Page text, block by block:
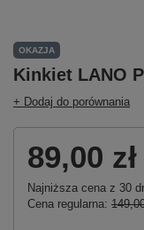
OKAZJA
Kinkiet LANO
+ Dodaj do porównania
89,00 zł
Najniższa cena z 30
Cena regularna: